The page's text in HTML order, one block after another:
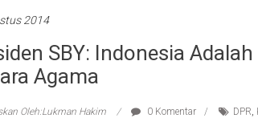
2014
SBY: Indonesia
Agama
Oleh:Lukman Hakim 0 Komentar DPR,